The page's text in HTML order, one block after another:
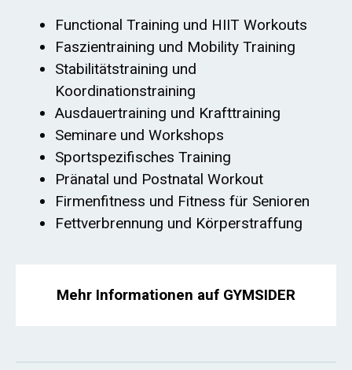
Functional Training und HIIT Workouts
Faszientraining und Mobility Training
Stabilitätstraining und
Koordinationstraining
Ausdauertraining und Krafttraining
Seminare und Workshops
Sportspezifisches Training
Pränatal und Postnatal Workout
Firmenfitness und Fitness für Senioren
Fettverbrennung und Körperstraffung
Mehr Informationen auf GYMSIDER